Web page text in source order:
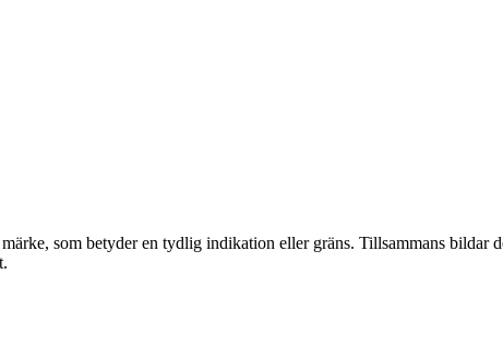
som betyder en tydlig indikation eller gräns. Tillsammans bildar